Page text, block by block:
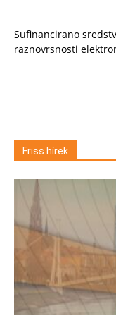
Sufinancirano
raznovrsnosti
Friss hírek